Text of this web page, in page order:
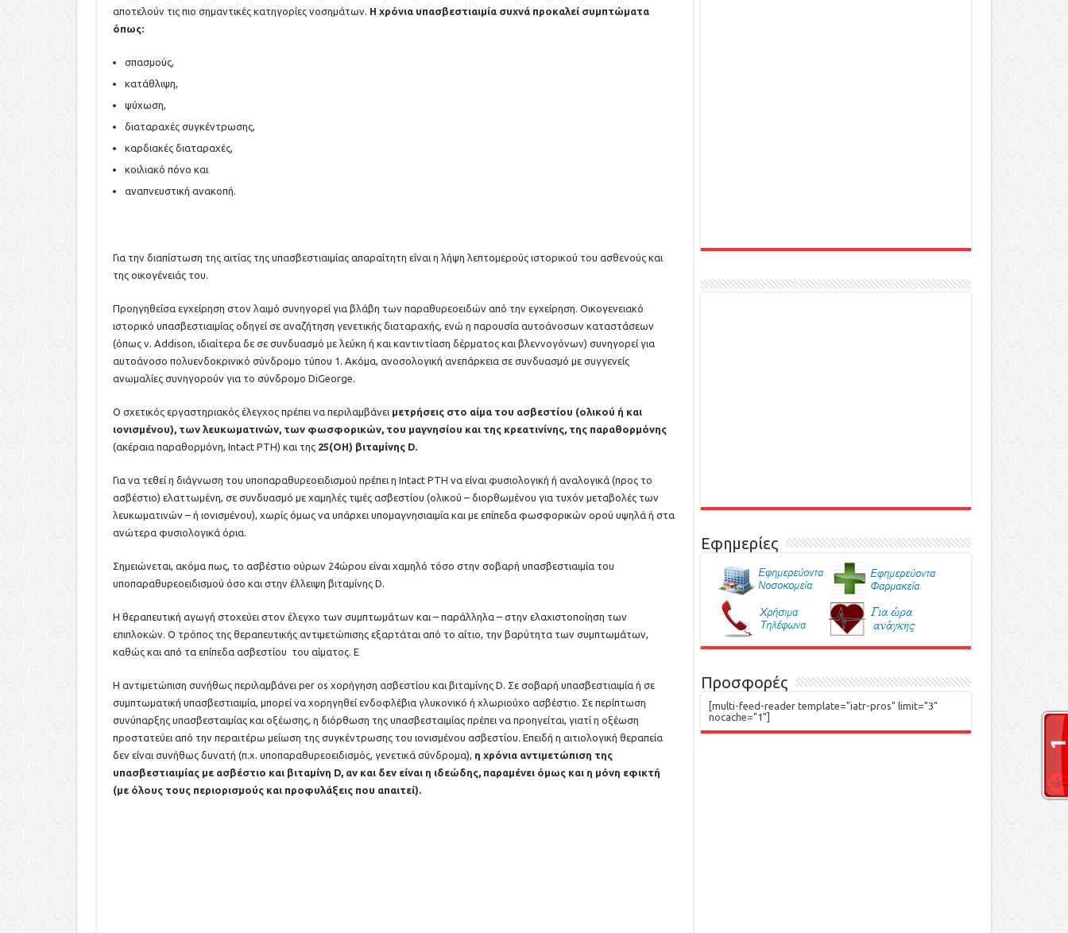
αποτελούν τις πιο σημαντικές κατηγορίες νοσημάτων. Η χρόνια υπασβεστιαιμία συχνά προκαλεί συμπτώματα
όπως:
σπασμούς,
κατάθλιψη,
ψύχωση,
διαταραχές συγκέντρωσης,
καρδιακές διαταραχές,
κοιλιακό πόνο και
αναπνευστική ανακοπή.
Για την διαπίστωση της αιτίας της υπασβεστιαιμίας απαραίτητη είναι η λήψη λεπτομερούς ιστορικού του ασθενούς και
της οικογένειάς του.
Προηγηθείσα εγχείρηση στον λαιμό συνηγορεί για βλάβη των παραθυρεοειδών από την εγχείρηση. Οικογενειακό
ιστορικό υπασβεστιαιμίας οδηγεί σε αναζήτηση γενετικής διαταραχής, ενώ η παρουσία αυτοάνοσων καταστάσεων
(όπως ν. Addison, ιδιαίτερα δε σε συνδυασμό με λεύκη ή και καντιντίαση δέρματος και βλεννογόνων) συνηγορεί για
αυτοάνοσο πολυενδοκρινικό σύνδρομο τύπου 1. Ακόμα, ανοσολογική ανεπάρκεια σε συνδυασμό με συγγενείς
ανωμαλίες συνηγορούν για το σύνδρομο DiGeorge.
Ο σχετικός εργαστηριακός έλεγχος πρέπει να περιλαμβάνει μετρήσεις στο αίμα του ασβεστίου (ολικού ή και
ιονισμένου), των λευκωματινών, των φωσφορικών, του μαγνησίου και της κρεατινίνης, της παραθορμόνης
(ακέραια παραθορμόνη, Intact PTH) και της 25(ΟΗ) βιταμίνης D.
Για να τεθεί η διάγνωση του υποπαραθυρεοειδισμού πρέπει η Intact PTH να είναι φυσιολογική ή αναλογικά (προς το
ασβέστιο) ελαττωμένη, σε συνδυασμό με χαμηλές τιμές ασβεστίου (ολικού – διορθωμένου για τυχόν μεταβολές των
λευκωματινών – ή ιονισμένου), χωρίς όμως να υπάρχει υπομαγνησιαιμία και με επίπεδα φωσφορικών ορού υψηλά ή στα
ανώτερα φυσιολογικά όρια.
Σημειώνεται, ακόμα πως, το ασβέστιο ούρων 24ώρου είναι χαμηλό τόσο στην σοβαρή υπασβεστιαιμία του
υποπαραθυρεοειδισμού όσο και στην έλλειψη βιταμίνης D.
Η θεραπευτική αγωγή στοχεύει στον έλεγχο των συμπτωμάτων και – παράλληλα – στην ελαχιστοποίηση των
επιπλοκών. Ο τρόπος της θεραπευτικής αντιμετώπισης εξαρτάται από το αίτιο, την βαρύτητα των συμπτωμάτων,
καθώς και από τα επίπεδα ασβεστίου του αίματος. Ε
Η αντιμετώπιση συνήθως περιλαμβάνει per os χορήγηση ασβεστίου και βιταμίνης D. Σε σοβαρή υπασβεστιαιμία ή σε
συμπτωματική υπασβεστιαιμία, μπορεί να χορηγηθεί ενδοφλέβια γλυκονικό ή χλωριούχο ασβέστιο. Σε περίπτωση
συνύπαρξης υπασβεσταιμίας και οξέωσης, η διόρθωση της υπασβεσταιμίας πρέπει να προηγείται, γιατί η οξέωση
προστατεύει από την περαιτέρω μείωση της συγκέντρωσης του ιονισμένου ασβεστίου. Επειδή η αιτιολογική θεραπεία
δεν είναι συνήθως δυνατή (π.χ. υποπαραθυρεοειδισμός, γενετικά σύνδρομα), η χρόνια αντιμετώπιση της
υπασβεστιαιμίας με ασβέστιο και βιταμίνη D, αν και δεν είναι η ιδεώδης, παραμένει όμως και η μόνη εφικτή
(με όλους τους περιορισμούς και προφυλάξεις που απαιτεί).
Εφημερίες
Προσφορές
[multi-feed-reader template="iatr-pros" limit="3"
nocache="1"]